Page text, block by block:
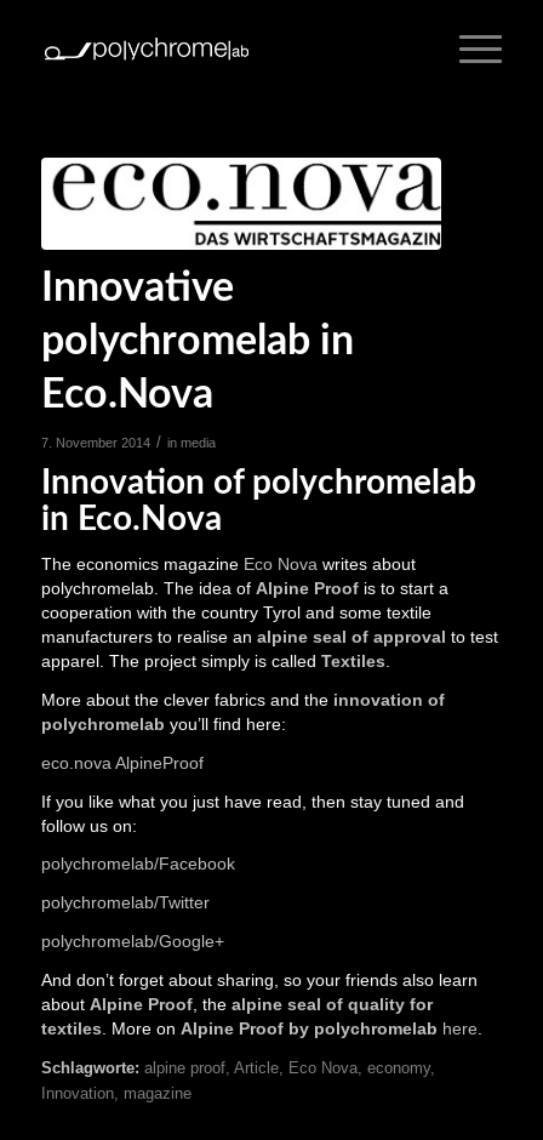
Innovative
polychromelab in
Eco.Nova
7. November 2014 / in media
Innovation of polychromelab
in Eco.Nova
The economics magazine Eco Nova writes about
polychromelab. The idea of Alpine Proofis to start a
cooperation with the country Tyrol and some textile
manufacturers to realise an alpine seal of approval to test
apparel. The project simply is called Textiles
More about the clever fabrics and the innovation of
polychromelab you’ll find here:
eco.nova AlpineProof
If you like what you just have read, then stay tuned and
follow us on:
polychromelab/Facebook
polychromelab/Twitter
polychromelab/Google+
And don’t forget about sharing, so your friends also learn
about Alpine Proof, the alpine seal of quality for
textiles . More on Alpine Proof by polychromelab here.
Schlagworte: alpine proof, Article, Eco Nova, economy,
Innovation, magazine